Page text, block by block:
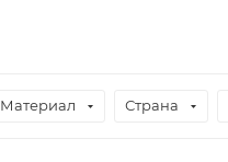
Материал Страна